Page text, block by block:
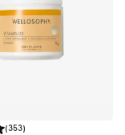
(353)